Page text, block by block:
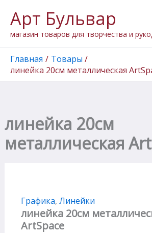
содержимому
Арт Бульвар
магазин товаров для творчества и
Главная
Товары
линейка 20см металлическая
линейка 20см
металлическая
Графика, Линейки
линейка 20см
ArtSpace
товара
линейка
20см
металлическая
ArtSpace